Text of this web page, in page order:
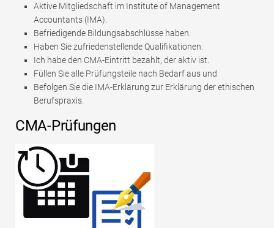
Aktive Mitgliedschaft im Institute of Management
Accountants (IMA).
Befriedigende Bildungsabschlüsse haben.
Haben Sie zufriedenstellende Qualifikationen.
Ich habe den CMA-Eintritt bezahlt, der aktiv ist.
Füllen Sie alle Prüfungsteile nach Bedarf aus und
Befolgen Sie die IMA-Erklärung zur Erklärung der ethischen
Berufspraxis.
CMA-Prüfungen